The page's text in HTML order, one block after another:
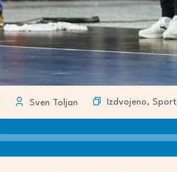
Sven Toljan Izdvojeno, Sport